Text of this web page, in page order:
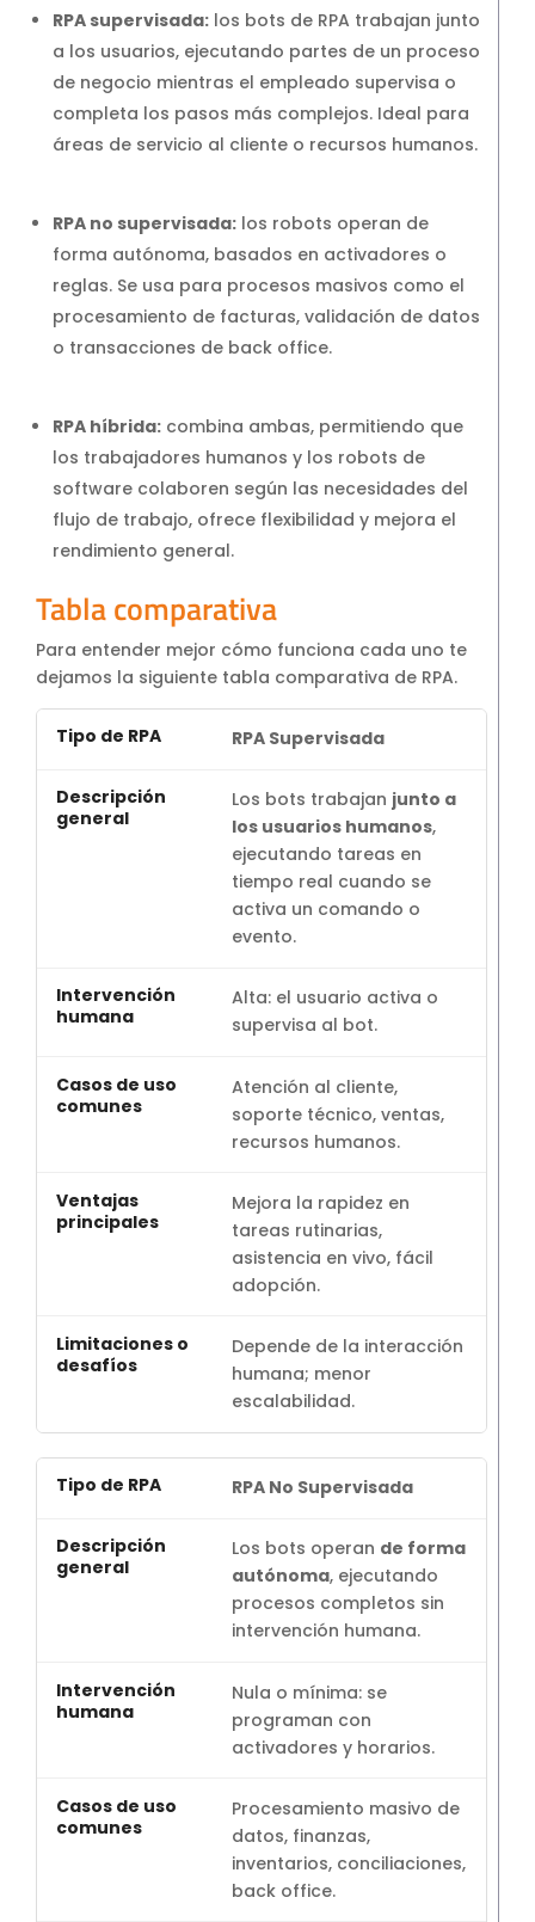
RPA supervisada: los bots de RPA trabajan junto
a los usuarios, ejecutando partes de un proceso
de negocio mientras el empleado supervisa o
completa los pasos más complejos. Ideal para
áreas de servicio al cliente o recursos humanos.
RPA no supervisada: los robots operan de
forma autónoma, basados en activadores o
reglas. Se usa para procesos masivos como el
procesamiento de facturas, validación de datos
o transacciones de back office.
RPA híbrida: combina ambas, permitiendo que
los trabajadores humanos y los robots de
software colaboren según las necesidades del
flujo de trabajo, ofrece flexibilidad y mejora el
rendimiento general.
Tabla comparativa
Para entender mejor cómo funciona cada uno te
dejamos la siguiente tabla comparativa de RPA.
RPA Supervisada
Los bots trabajan junto a
los usuarios humanos,
ejecutando tareas en
tiempo real cuando se
activa un comando o
evento.
Alta: el usuario activa o
supervisa al bot.
Atención al cliente,
soporte técnico, ventas,
recursos humanos.
Mejora la rapidez en
tareas rutinarias,
asistencia en vivo, fácil
adopción.
Depende de la interacción
humana; menor
escalabilidad.
RPA No Supervisada
Los bots operan de forma
autónoma, ejecutando
procesos completos sin
intervención humana.
Nula o mínima: se
programan con
activadores y horarios.
Procesamiento masivo de
datos, finanzas,
inventarios, conciliaciones,
back office.